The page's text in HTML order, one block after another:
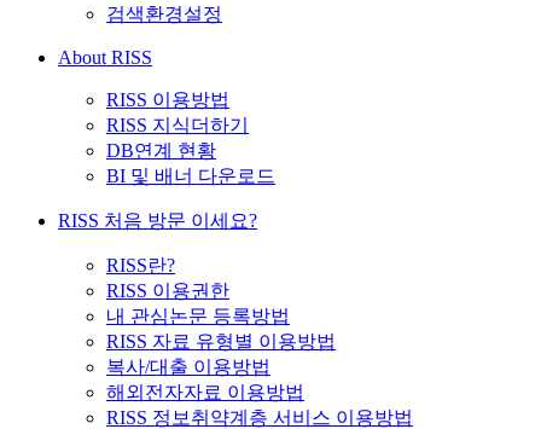
검색환경설정
About RISS
RISS 이용방법
RISS 지식더하기
DB연계 현황
BI 및 배너 다운로드
RISS 처음 방문 이세요?
RISS란?
RISS 이용권한
내 관심논문 등록방법
RISS 자료 유형별 이용방법
복사/대출 이용방법
해외전자자료 이용방법
RISS 정보취약계층 서비스 이용방법